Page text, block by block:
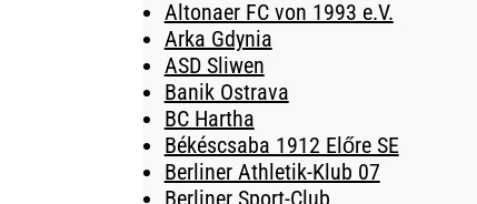
Altonaer FC von 1993 e.V.
Arka Gdynia
ASD Sliwen
Banik Ostrava
BC Hartha
Békéscsaba 1912 Előre SE
Berliner Athletik-Klub 07
Berliner Sport-Club